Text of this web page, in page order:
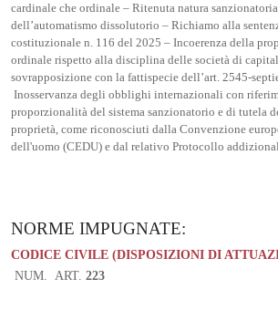
cardinale che ordinale – Ritenuta natura
dell’automatismo dissolutorio – Richiamo alla
costituzionale n. 116 del 2025 – Incoerenza della
ordinale rispetto alla disciplina delle società di
sovrapposizione con la fattispecie dell’art. 2545-
Inosservanza degli obblighi internazionali con
proporzionalità del sistema sanzionatorio e di tutela
proprietà, come riconosciuti dalla Convenzione
dell'uomo (CEDU) e dal relativo Protocollo
NORME IMPUGNATE:
CODICE CIVILE (DISPOSIZIONI DI
NUM.
ART. 223